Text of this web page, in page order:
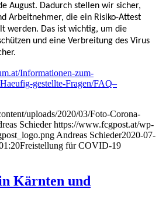
August. Dadurch stellen wir sicher,
Arbeitnehmer, die ein Risiko-Attest
werden. Das ist wichtig, um die
und eine Verbreitung des Virus
Informationen-zum-
gestellte-Fragen/FAQ–
uploads/2020/03/Foto-Corona-
Schieder https://www.fcgpost.at/wp-
Andreas Schieder2020-07-
Freistellung für COVID-19
Kärnten und